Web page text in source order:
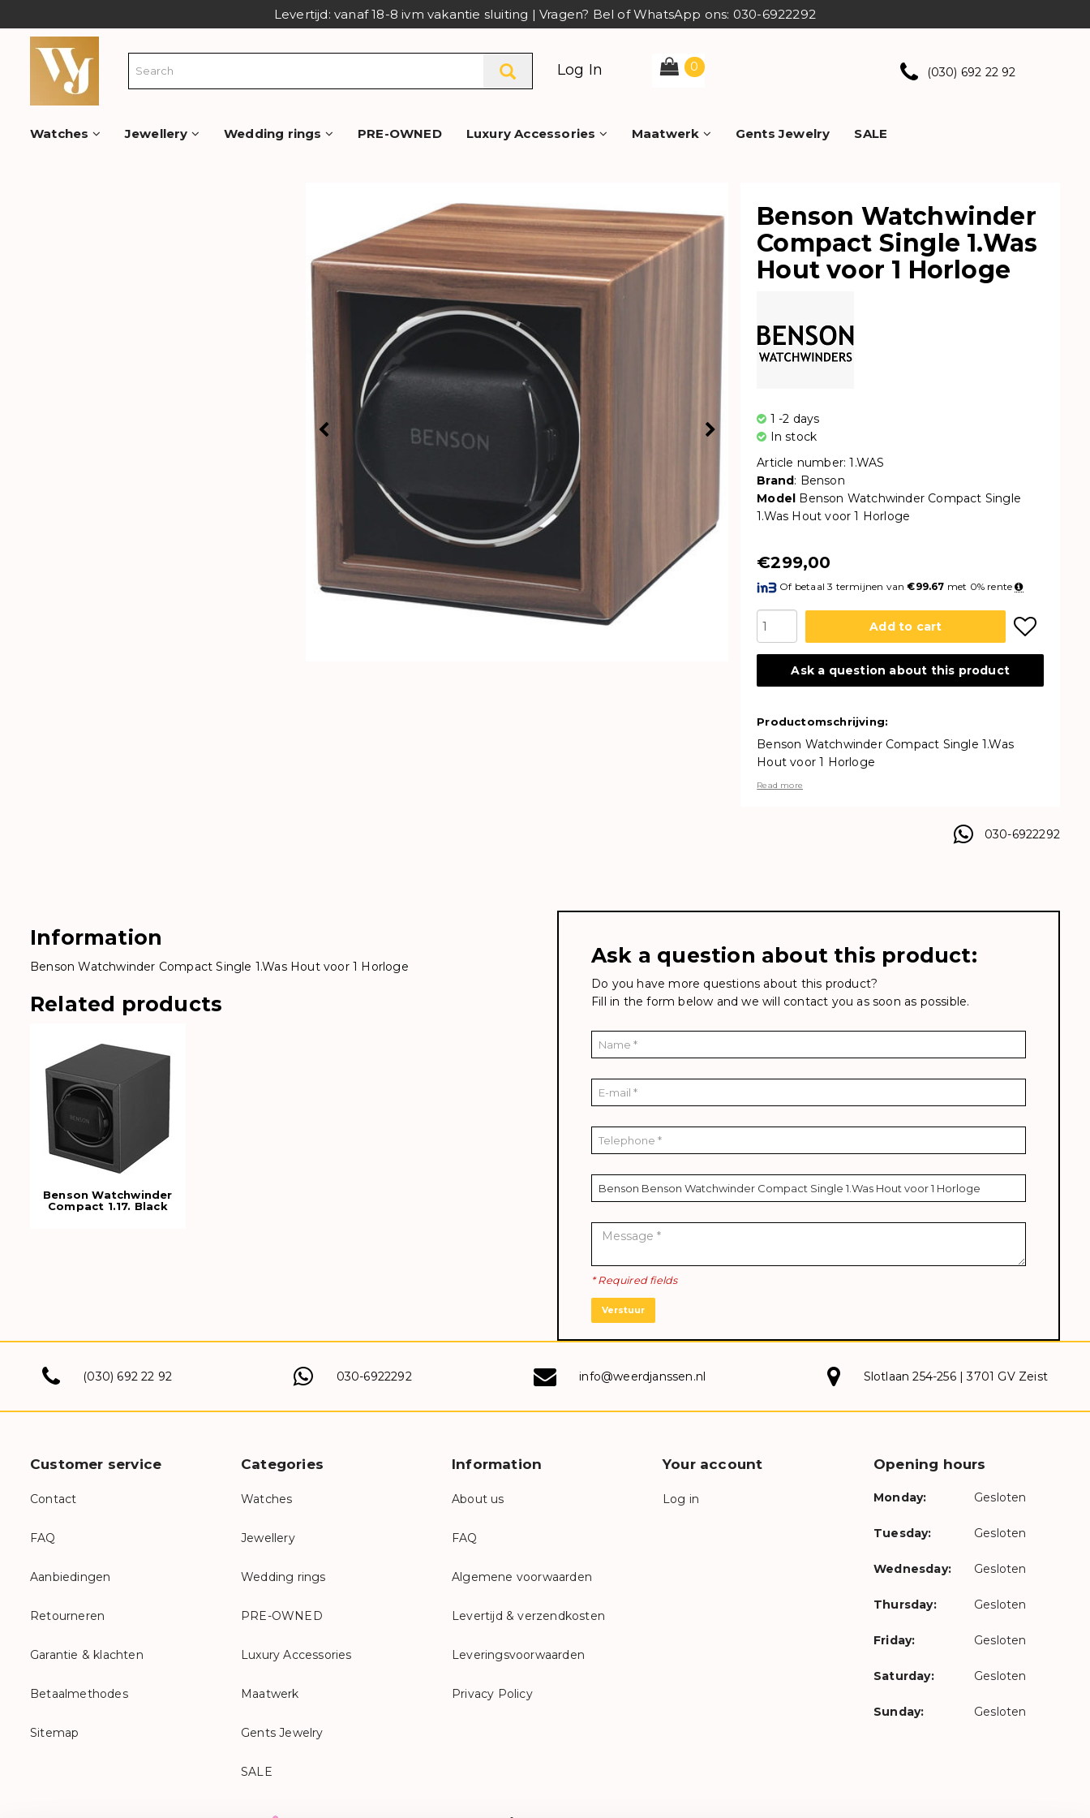
Levertijd: vanaf 18-8 ivm vakantie sluiting | Vragen? Bel of WhatsApp ons: 030-6922292
Log In 0 (030) 692 22 92
Watches Jewellery Wedding rings PRE-OWNED Luxury Accessories Maatwerk Gents Jewelry SALE
Benson Watchwinder
Compact Single 1.Was
Hout voor 1 Horloge
1 -2 days
In stock
Article number: 1.WAS
Brand: Benson
Model Benson Watchwinder Compact Single
1.Was Hout voor 1 Horloge
€299,00
Of betaal 3 termijnen van€99.67 met 0% rente
Add to cart
Ask a question about this product
Productomschrijving:
Benson Watchwinder Compact Single 1.Was
Hout voor 1 Horloge
Read more
030-6922292
Information
Benson Watchwinder Compact Single 1.Was Hout voor 1 Horloge
Related products
Benson Watchwinder
Compact 1.17. Black
Ask a question about this product:
Do you have more questions about this product?
Fill in the form below and we will contact you as soon as possible.
* Required fields
Verstuur
(030) 692 22 92 030-6922292 info@weerdjanssen.nl Slotlaan 254-256 | 3701 GV Zeist
Customer service
Contact
FAQ
Aanbiedingen
Retourneren
Garantie & klachten
Betaalmethodes
Sitemap
Categories
Watches
Jewellery
Wedding rings
PRE-OWNED
Luxury Accessories
Maatwerk
Gents Jewelry
SALE
Information
About us
FAQ
Algemene voorwaarden
Levertijd & verzendkosten
Leveringsvoorwaarden
Privacy Policy
Your account
Log in
Opening hours
Monday: Gesloten
Tuesday: Gesloten
Wednesday: Gesloten
Thursday: Gesloten
Friday: Gesloten
Saturday: Gesloten
Sunday: Gesloten